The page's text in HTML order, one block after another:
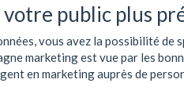
votre public plus
vous avez la possibilité
marketing est vue par les
en marketing auprès de